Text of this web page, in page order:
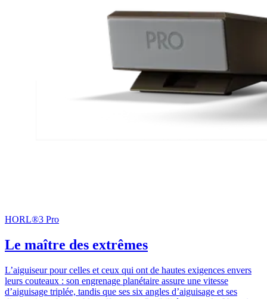
HORL®3 Pro
Le maître des extrêmes
L’aiguiseur pour celles et ceux qui ont de hautes exigences envers
leurs couteaux : son engrenage planétaire assure une vitesse
d’aiguisage triplée, tandis que ses six angles d’aiguisage et ses